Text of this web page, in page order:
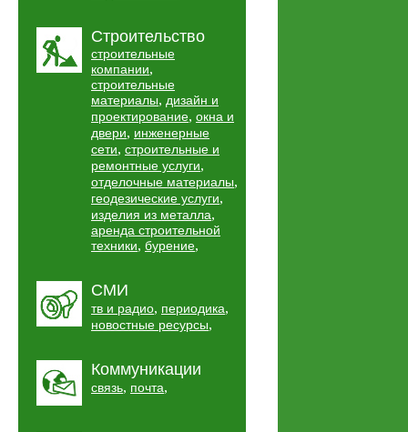
Строительство
строительные
компании,
строительные
материалы, дизайн и
проектирование, окна и
двери, инженерные
сети, строительные и
ремонтные услуги,
отделочные материалы,
геодезические услуги,
изделия из металла,
аренда строительной
техники, бурение,
СМИ
тв и радио, периодика,
новостные ресурсы,
Коммуникации
связь, почта,